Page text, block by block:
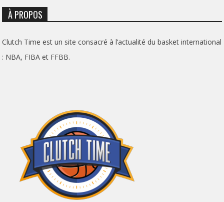
À PROPOS
Clutch Time est un site consacré à l’actualité du basket international
: NBA, FIBA et FFBB.